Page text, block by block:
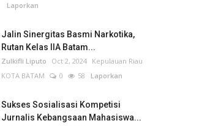
Laporkan
Jalin Sinergitas Basmi Narkotika,
Rutan Kelas IIA Batam...
Zulkifli Liputo Oct 2, 2024 Kepulauan Riau
KOTA BATAM
0 58 Laporkan
Sukses Sosialisasi Kompetisi
Jurnalis Kebangsaan Mahasiswa...